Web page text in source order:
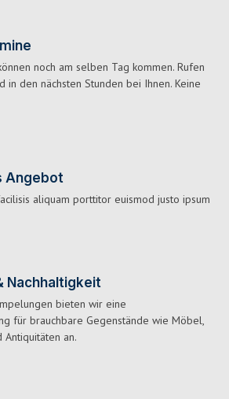
noch am selben Tag kommen. Rufen
in den nächsten Stunden bei Ihnen. Keine
Angebot
aliquam porttitor euismod justo ipsum
Nachhaltigkeit
bieten wir eine
für brauchbare Gegenstände wie Möbel,
Antiquitäten an.